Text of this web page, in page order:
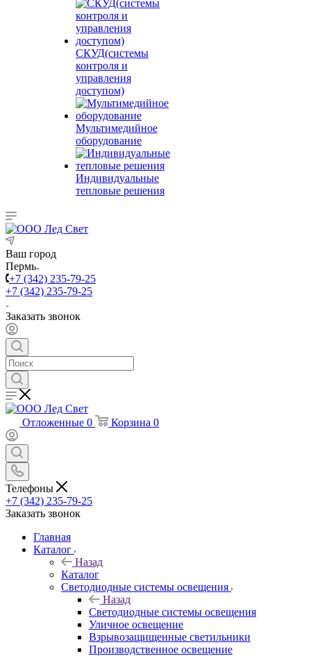
СКУД(системы
контроля и
управления
доступом)
Мультимедийное
оборудование
Индивидуальные
тепловые решения
Ваш город
Пермь
+7 (342) 235-79-25
+7 (342) 235-79-25
Заказать звонок
Отложенные 0 Корзина 0
Телефоны
+7 (342) 235-79-25
Заказать звонок
Главная
Каталог
Назад
Каталог
Светодиодные системы освещения
Назад
Светодиодные системы освещения
Уличное освещение
Взрывозащищенные светильники
Производственное освещение